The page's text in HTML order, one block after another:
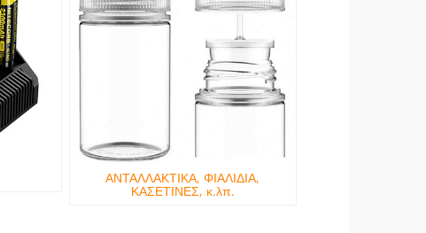
ΑΝΤΑΛΛΑΚΤΙΚΑ, ΦΙΑΛΙΔΙΑ,
ΚΑΣΕΤΙΝΕΣ, κ.λπ.